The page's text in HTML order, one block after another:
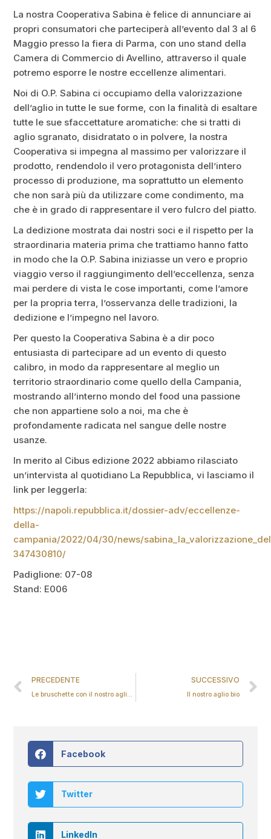
La nostra Cooperativa Sabina è felice di annunciare ai
propri consumatori che parteciperà all’evento dal 3 al 6
Maggio presso la fiera di Parma, con uno stand della
Camera di Commercio di Avellino, attraverso il quale
potremo esporre le nostre eccellenze alimentari.
Noi di O.P. Sabina ci occupiamo della valorizzazione
dell’aglio in tutte le sue forme, con la finalità di esaltare
tutte le sue sfaccettature aromatiche: che si tratti di
aglio sgranato, disidratato o in polvere, la nostra
Cooperativa si impegna al massimo per valorizzare il
prodotto, rendendolo il vero protagonista dell’intero
processo di produzione, ma soprattutto un elemento
che non sarà più da utilizzare come condimento, ma
che è in grado di rappresentare il vero fulcro del piatto.
La dedizione mostrata dai nostri soci e il rispetto per la
straordinaria materia prima che trattiamo hanno fatto
in modo che la O.P. Sabina iniziasse un vero e proprio
viaggio verso il raggiungimento dell’eccellenza, senza
mai perdere di vista le cose importanti, come l’amore
per la propria terra, l’osservanza delle tradizioni, la
dedizione e l’impegno nel lavoro.
Per questo la Cooperativa Sabina è a dir poco
entusiasta di partecipare ad un evento di questo
calibro, in modo da rappresentare al meglio un
territorio straordinario come quello della Campania,
mostrando all’interno mondo del food una passione
che non appartiene solo a noi, ma che è
profondamente radicata nel sangue delle nostre
usanze.
In merito al Cibus edizione 2022 abbiamo rilasciato
un’intervista al quotidiano La Repubblica, vi lasciamo il
link per leggerla:
https://napoli.repubblica.it/dossier-adv/eccellenze-
della-
campania/2022/04/30/news/
347430810/
Padiglione: 07-08
Stand: E006
PRECEDENTE
Le bruschette con il nostro aglio marinato
SUCCESSIVO
Il nostro aglio bio
Facebook
Twitter
LinkedIn